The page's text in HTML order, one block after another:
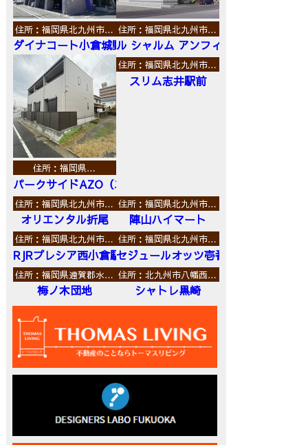
住所：福岡県北九州市…
ダイナコート小倉城野
住所：福岡県北九州市…
ル シャルム アンフィニ
住所：福岡県…
パークサイドAZO（エーゼットオー）
住所：福岡県北九州市…
スリム志井駅前
住所：福岡県北九州市…
オリエンタル折尾
住所：福岡県北九州市…
陣山ハイマート
住所：福岡県北九州市…
RJRプレシア西小倉駅前
住所：福岡県北九州市…
セジュールオッツ壱番館
住所：福岡県遠賀郡水…
梅ノ木団地
住所：北九州市八幡西…
シャトレ黒崎